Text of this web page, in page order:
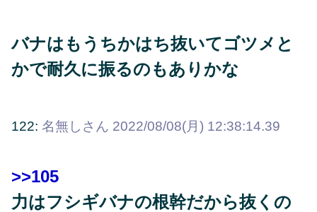
バナはもうちかはち抜いてゴツメと
かで耐久に振るのもありかな
122: 名無しさん 2022/08/08(月) 12:38:14.39
>>105
力はフシギバナの根幹だから抜くの